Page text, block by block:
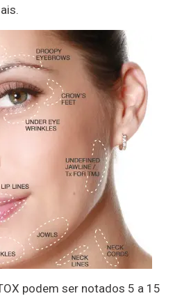
podem ser notados 5 a 15